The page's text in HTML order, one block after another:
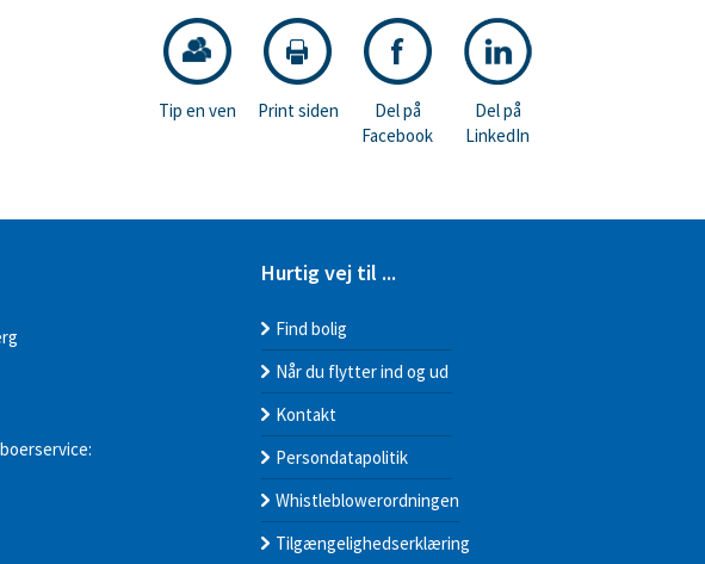
Tip en ven Print siden
Del på
Facebook
Del på
LinkedIn
Hurtig vej til ...
Find bolig
Når du flytter ind og ud
Kontakt
Persondatapolitik
Whistleblowerordningen
Tilgængelighedserklæring